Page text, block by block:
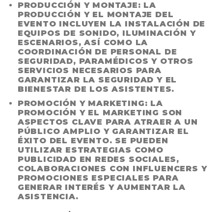
PRODUCCIÓN Y MONTAJE: LA
PRODUCCIÓN Y EL MONTAJE DEL
EVENTO INCLUYEN LA INSTALACIÓN DE
EQUIPOS DE SONIDO, ILUMINACIÓN Y
ESCENARIOS, ASÍ COMO LA
COORDINACIÓN DE PERSONAL DE
SEGURIDAD, PARAMÉDICOS Y OTROS
SERVICIOS NECESARIOS PARA
GARANTIZAR LA SEGURIDAD Y EL
BIENESTAR DE LOS ASISTENTES.
PROMOCIÓN Y MARKETING: LA
PROMOCIÓN Y EL MARKETING SON
ASPECTOS CLAVE PARA ATRAER A UN
PÚBLICO AMPLIO Y GARANTIZAR EL
ÉXITO DEL EVENTO. SE PUEDEN
UTILIZAR ESTRATEGIAS COMO
PUBLICIDAD EN REDES SOCIALES,
COLABORACIONES CON INFLUENCERS Y
PROMOCIONES ESPECIALES PARA
GENERAR INTERÉS Y AUMENTAR LA
ASISTENCIA.